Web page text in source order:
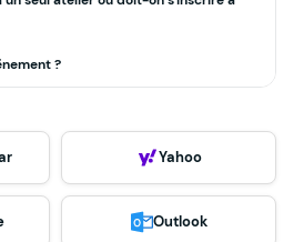
?
Yahoo
Outlook